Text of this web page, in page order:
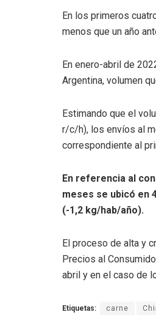
En los primeros
menos que un año
En enero-abril de
Argentina, volumen
Estimando que el
r/c/h), los envíos al
correspondiente al
En referencia al
meses se ubicó en
(-1,2 kg/hab/año).
El proceso de alta y
Precios al
abril y en el caso de
Etiquetas: carne